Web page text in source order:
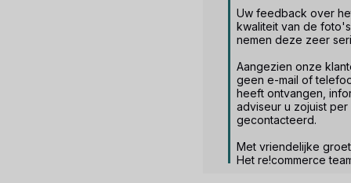
Uw feedback over
kwaliteit van de
nemen deze zeer
Aangezien onze
geen e-mail of
heeft ontvangen,
adviseur u zojuist
gecontacteerd.
Met vriendelijke
Het re!commerce